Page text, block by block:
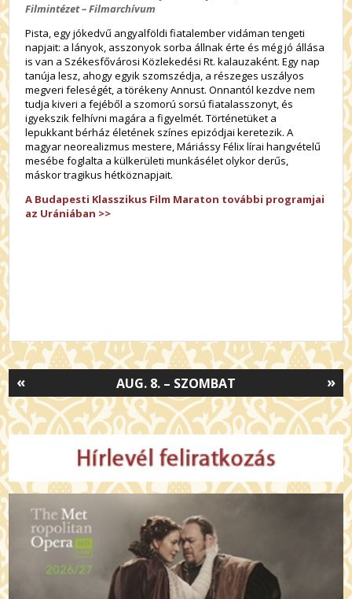
Filmintézet – Filmarchívum
Pista, egy jókedvű angyalföldi fiatalember vidáman tengeti
napjait: a lányok, asszonyok sorba állnak érte és még jó állása
is van a Székesfővárosi Közlekedési Rt. kalauzaként. Egy nap
tanúja lesz, ahogy egyik szomszédja, a részeges uszályos
megveri feleségét, a törékeny Annust. Onnantól kezdve nem
tudja kiveri a fejéből a szomorú sorsú fiatalasszonyt, és
igyekszik felhívni magára a figyelmét. Történetüket a
lepukkant bérház életének színes epizódjai keretezik. A
magyar neorealizmus mestere, Máriássy Félix lírai hangvételű
mesébe foglalta a külkerületi munkásélet olykor derűs,
máskor tragikus hétköznapjait.
A Budapesti Klasszikus Film Maraton további programjai
az Urániában >>
»
AUG. 8. – SZOMBAT
«